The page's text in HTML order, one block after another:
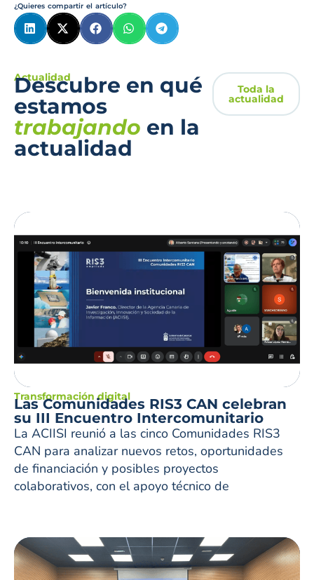
¿Quieres compartir el artículo?
Actualidad
Descubre en qué
estamos
trabajando en la
actualidad
Toda la
actualidad
Transformación digital
Las Comunidades RIS3 CAN celebran
su III Encuentro Intercomunitario
La ACIISI reunió a las cinco Comunidades RIS3
CAN para analizar nuevos retos, oportunidades
de financiación y posibles proyectos
colaborativos, con el apoyo técnico de